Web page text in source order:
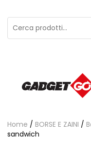
Home / BORSE E ZAINI /
sandwich